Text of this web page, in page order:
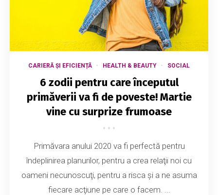
CARIERĂ ȘI EFICIENȚĂ HEALTH & BEAUTY SOCIAL
6 zodii pentru care începutul
primăverii va fi de poveste! Martie
vine cu surprize frumoase
Primăvara anului 2020 va fi perfectă pentru
îndeplinirea planurilor, pentru a crea relaţii noi cu
oameni necunoscuţi, pentru a risca şi a ne asuma
fiecare acţiune pe care o facem. ...